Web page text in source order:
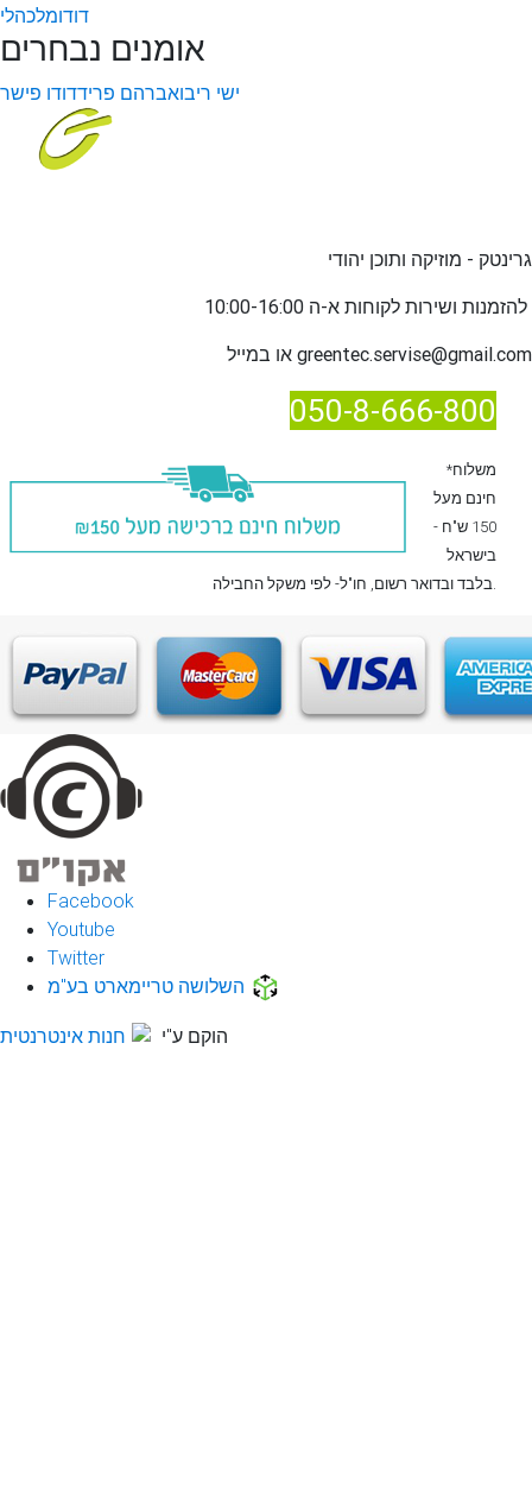
דודומלכהלי
אומנים נבחרים
ישי ריבואברהם פרידדודו פישר
גרינטק - מוזיקה ותוכן יהודי
להזמנות ו
greentec.servise@gmail.com
050-8-666-800
*משלוח
חינם מעל
150 ש"ח -
בישראל
בלבדובדואר רשום , חו"ל- לפי משקל החבילה.
Facebook
Youtube
Twitter
השלושה טריימארט בע"מ
הוקם ע"י חנות אינטרנטית